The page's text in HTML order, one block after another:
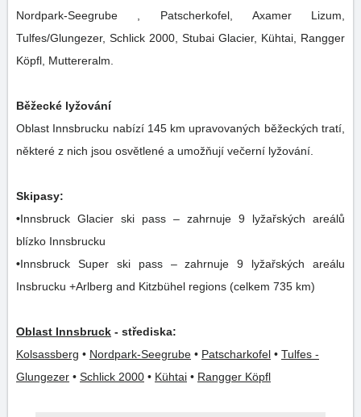
Nordpark-Seegrube , Patscherkofel, Axamer Lizum,
Tulfes/Glungezer, Schlick 2000, Stubai Glacier, Kühtai, Rangger
Köpfl, Muttereralm.
Běžecké lyžování
Oblast Innsbrucku nabízí 145 km upravovaných běžeckých tratí,
některé z nich jsou osvětlené a umožňují večerní lyžování.
Skipasy:
•Innsbruck Glacier ski pass – zahrnuje 9 lyžařských areálů
blízko Innsbrucku
•Innsbruck Super ski pass – zahrnuje 9 lyžařských areálu
Insbrucku +Arlberg and Kitzbühel regions (celkem 735 km)
Oblast Innsbruck - střediska:
Kolsassberg • Nordpark-Seegrube • Patscharkofel • Tulfes -
Glungezer • Schlick 2000 • Kühtai • Rangger Köpfl